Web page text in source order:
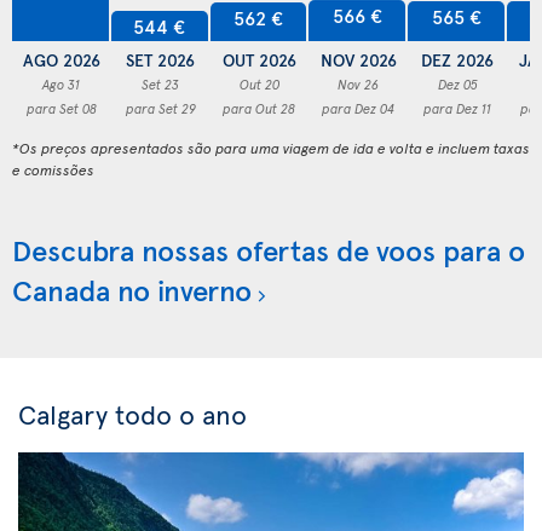
AGO 2026
Ago 31
para Set 08
544 €
SET 2026
Set 23
para Set 29
562 €
OUT 2026
Out 20
para Out 28
566 €
NOV 2026
Nov 26
para Dez 04
565 €
DEZ 2026
Dez 05
para Dez 11
*Os preços apresentados são para uma viagem de ida e volta e incluem taxas
e comissões
Descubra nossas ofertas de voos para o
Canada no inverno
Calgary todo o ano